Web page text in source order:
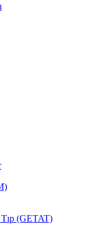
Tıp (GETAT)